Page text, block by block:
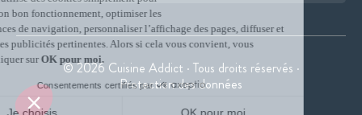
© 2026 Cuisine Addict · Tous droits réservés ·
Protection des données